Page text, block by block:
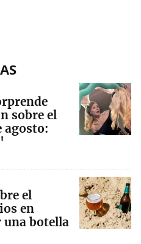
sobre el
agosto:
el
en
una botella